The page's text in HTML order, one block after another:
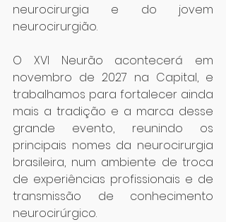
neurocirurgia e do jovem
neurocirurgião.
O XVI Neurão acontecerá em
novembro de 2027 na Capital, e
trabalhamos para fortalecer ainda
mais a tradição e a marca desse
grande evento, reunindo os
principais nomes da neurocirurgia
brasileira, num ambiente de troca
de experiências profissionais e de
transmissão de conhecimento
neurocirúrgico.